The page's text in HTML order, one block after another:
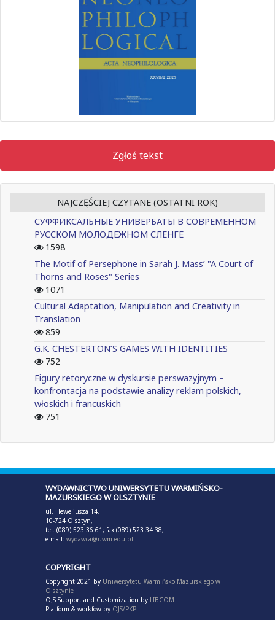
Zgłoś tekst
NAJCZĘŚCIEJ CZYTANE (OSTATNI ROK)
СУФФИКСАЛЬНЫЕ УНИВЕРБАТЫ В СОВРЕМЕННОМ
РУССКОМ МОЛОДЕЖНОМ СЛЕНГЕ
1598
The Motif of Persephone in Sarah J. Mass’ "A Court of
Thorns and Roses" Series
1071
Cultural Adaptation, Manipulation and Creativity in
Translation
859
G.K. CHESTERTON’S GAMES WITH IDENTITIES
752
Figury retoryczne w dyskursie perswazyjnym –
konfrontacja na podstawie analizy reklam polskich,
włoskich i francuskich
751
WYDAWNICTWO UNIWERSYTETU WARMIŃSKO-
MAZURSKIEGO W OLSZTYNIE
ul. Heweliusza 14,
10-724 Olsztyn,
tel. (089) 523 36 61; fax (089) 523 34 38,
e-mail: wydawca@uwm.edu.pl
COPYRIGHT
Copyright 2021 by Uniwersytetu Warmińsko Mazurskiego w
Olsztynie
OJS Support and Customization by LIBCOM
Platform & workfow by OJS/PKP